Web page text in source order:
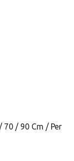
70 / 90 Cm / Per